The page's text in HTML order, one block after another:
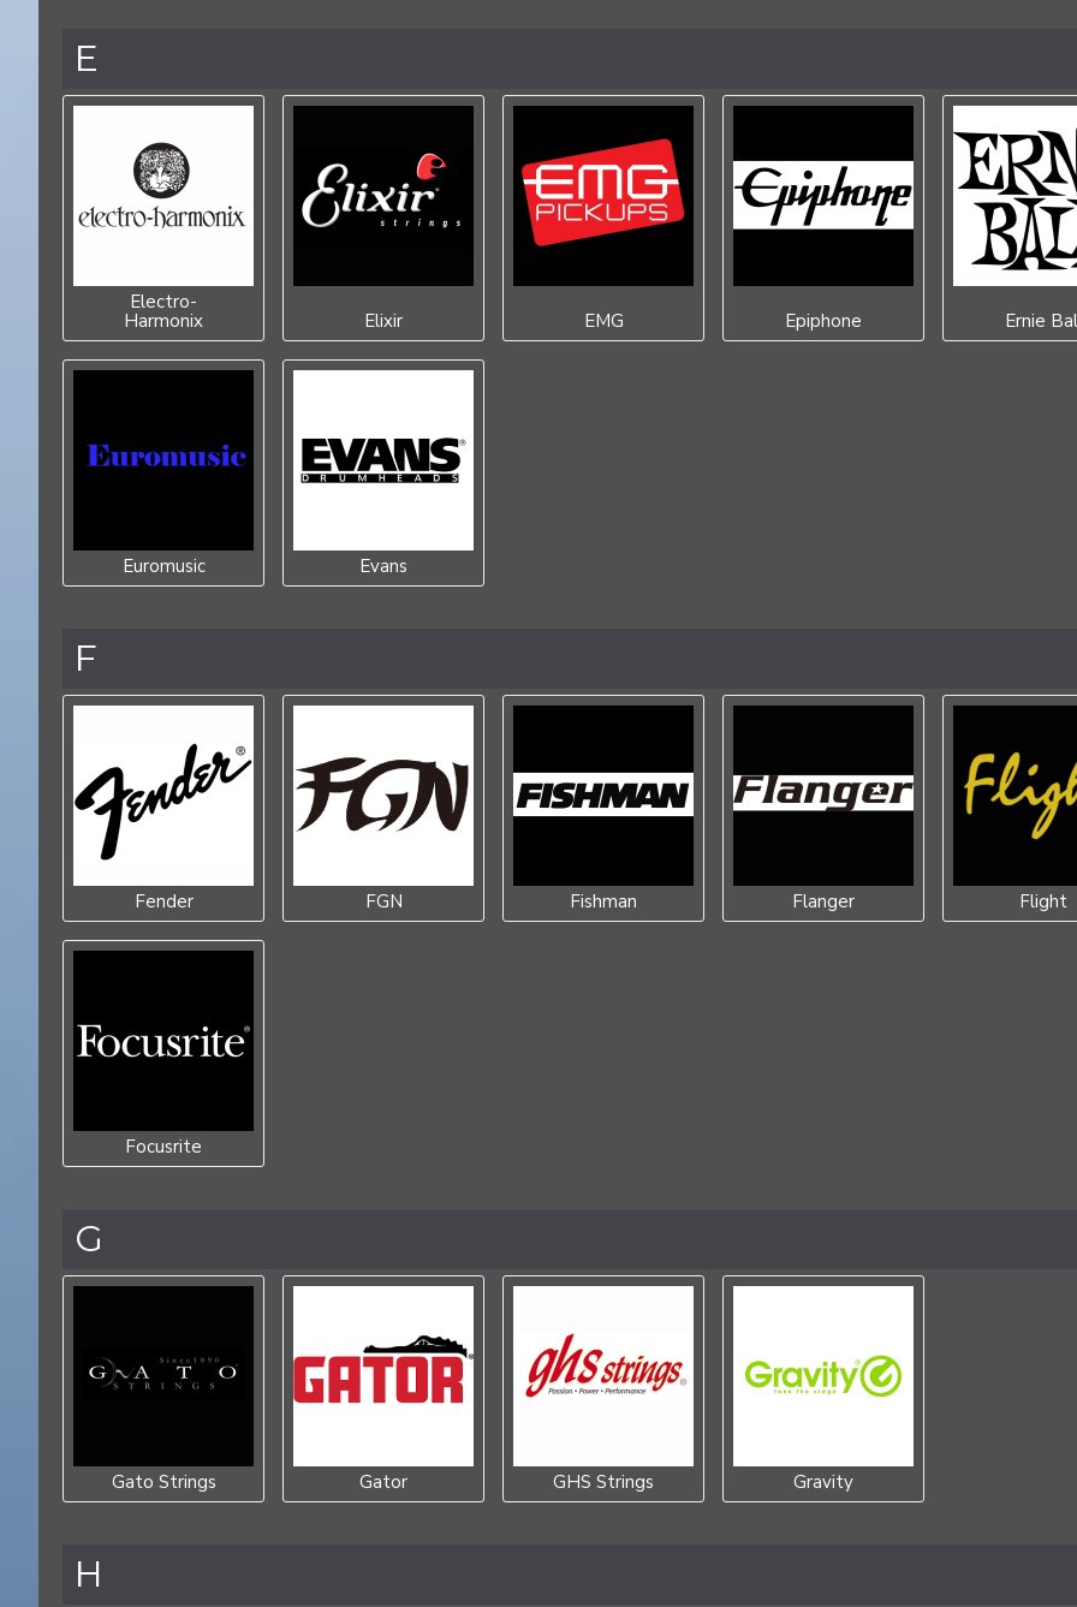
E
Electro-
Harmonix
Elixir EMG Epiphone Ernie
Euromusic Evans
F
Fender FGN Fishman Flanger Flight
Focusrite
G
Gato Strings Gator GHS Strings Gravity
H